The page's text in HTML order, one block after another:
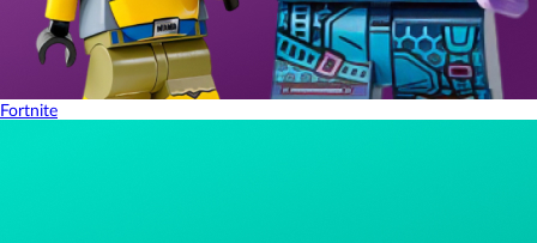
Fortnite